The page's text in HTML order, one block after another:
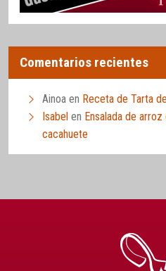
Comentarios recientes
Ainoa en Receta de Tarta
Isabel en Ensalada de
cacahuete